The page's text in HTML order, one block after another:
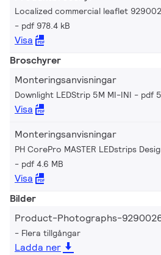
Localized commercial leaflet
pdf 978.4 kB
Visa
Broschyrer
Monteringsanvisningar
Downlight LEDStrip 5M MI-INI pdf
Visa
Monteringsanvisningar
PH CorePro MASTER LEDstrips
pdf 4.6 MB
Visa
Bilder
Product-Photographs-
Flera tillgångar
Ladda ner